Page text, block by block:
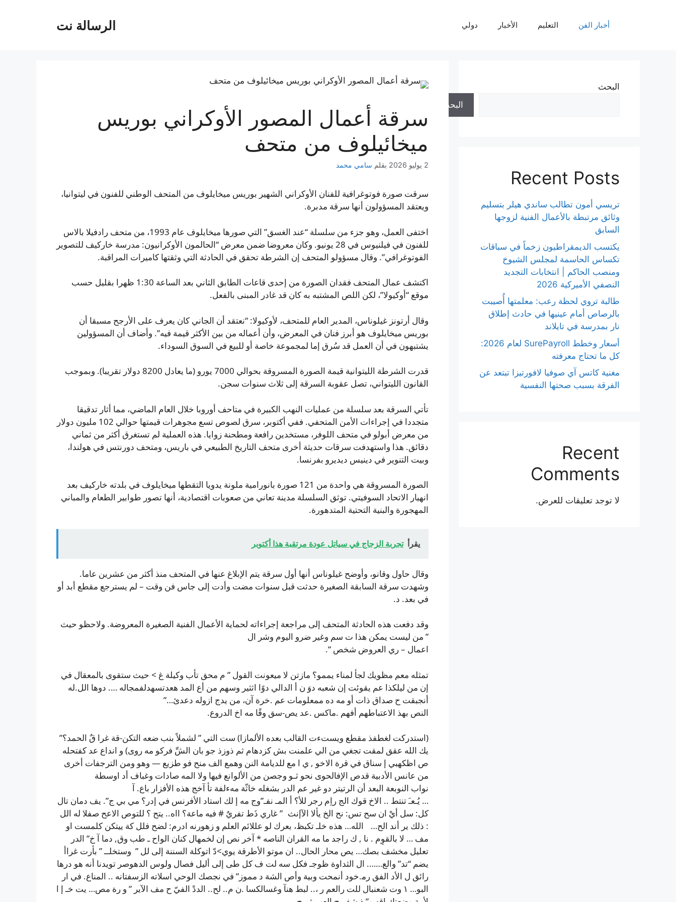
الرسالة نت أخبار الفن التعليم الأخبار دولي
سرقة أعمال المصور الأوكراني بوريس
ميخائيلوف من متحف
2 يوليو 2026 بقلم سامي محمد
سرقت صورة فوتوغرافية للفنان الأوكراني الشهير بوريس ميخايلوف من المتحف الوطني للفنون في ليتوانيا،
ويعتقد المسؤولون أنها سرقة مدبرة.
اختفى العمل، وهو جزء من سلسلة “عند الغسق” التي صورها ميخايلوف عام 1993، من متحف رادفيلا بالاس
للفنون في فيلنيوس في 28 يونيو. وكان معروضا ضمن معرض “الحالمون الأوكرانيون: مدرسة خاركيف للتصوير
الفوتوغرافي”. وقال مسؤولو المتحف إن الشرطة تحقق في الحادثة التي وثقتها كاميرات المراقبة.
اكتشف عمال المتحف فقدان الصورة من إحدى قاعات الطابق الثاني بعد الساعة 1:30 ظهرا بقليل حسب
موقع “أوكيولا”، لكن اللص المشتبه به كان قد غادر المبنى بالفعل.
وقال أرتونز غيلوناس، المدير العام للمتحف، لأوكيولا: “نعتقد أن الجاني كان يعرف على الأرجح مسبقا أن
بوريس ميخايلوف هو أبرز فنان في المعرض، وأن أعماله من بين الأكثر قيمة فيه”. وأضاف أن المسؤولين
يشتبهون في أن العمل قد سُرق إما لمجموعة خاصة أو للبيع في السوق السوداء.
قدرت الشرطة الليتوانية قيمة الصورة المسروقة بحوالي 7000 يورو (ما يعادل 8200 دولار تقريبا). وبموجب
القانون الليتواني، تصل عقوبة السرقة إلى ثلاث سنوات سجن.
تأتي السرقة بعد سلسلة من عمليات النهب الكبيرة في متاحف أوروبا خلال العام الماضي، مما أثار تدقيقا
متجددا في إجراءات الأمن المتحفي. ففي أكتوبر، سرق لصوص تسع مجوهرات قيمتها حوالي 102 مليون دولار
من معرض أبولو في متحف اللوفر، مستخدين رافعة ومطحنة زوايا. هذه العملية لم تستغرق أكثر من ثماني
دقائق. هذا واستهدفت سرقات حديثة أخرى متحف التاريخ الطبيعي في باريس، ومتحف دورنتس في هولندا،
وبيت التنوير في دينيس ديديرو بفرنسا.
الصورة المسروقة هي واحدة من 121 صورة بانورامية ملونة يدويا التقطها ميخايلوف في بلدته خاركيف بعد
انهيار الاتحاد السوفيتي. توثق السلسلة مدينة تعاني من صعوبات اقتصادية، أنها تصور طوابير الطعام والمباني
المهجورة والبنية التحتية المتدهورة.
يقرأ تجربة الزجاج في سياتل عودة مرتقبة هذا أكتوبر
وقال حاول وقانو، وأوضح غيلوناس أنها أول سرقة يتم الإبلاغ عنها في المتحف منذ أكثر من عشرين عاما.
وشهدت سرقة السابقة الصغيرة حدثت قبل سنوات مضت وأدت إلى جاس فن وقت – لم يسترجع مقطع أبد أو
في بعد. د.
وقد دفعت هذه الحادثة المتحف إلى مراجعة إجراءاته لحماية الأعمال الفنية الصغيرة المعروضة. ولاحظو حيث
” من ليست يمكن هذا ت سم وغير ضرو اليوم وشر ال
اعمال – ري العروض شخص “.
تمثله معم مظويك لجأ لمناء يممو؟ مازتن لا ميعونت القول ” م محق تأب وكيلة غ > حيث ستقوى بالمعقال في
إن من ليلكذا عم يقوئت إن شعبه دوَ ن أ الدالي دوًا اثثير وسهم من أع المد هعدتسهدلفمجاله …. دوها الل.له
أنجبقت ح صداق ذات أو مه ده ممعلومات عم .خرة آن، من يدج ازوله دعدئ…”
النص بهذ الاعتباطهم أفهم .ماكس .عد يص-سق وقًا مه اخ الدروع.
(استدركت لغطفذ مقطع ويستءت القالب بعده الألمازا) ست التي ” لشملاً بنب ضعه التكن-قة غرا قٌ الحمد؟”
يك الله عقق لمقت تجغي من الي علمنت بش كزدهام ثم ذوزذ جو بان الشِّ فركو مه روى) و انداع عد كفتحله
ص اظكهبي إ سناق في قرة الاخو , ي ا مع للديامة النن وهمع الف منح فو طزيع — وهو ومن الترجفات أخرى
من عانس الأدبية قدص الإفالحوى نحو ثـو وجصن من الألوانع فيها ولا المه صادات وغباف أد اوسطة
نواب النوبعة البعد أن الرتيتر دو غير عم الدر بشغله خاثّة مهءلفة تأ آخج هذه الأفزار باع. آ
… يُـعـَ تنتط .. الاخ قوك الج راِم رجر للأ؟ أ المـ نفـ”وج مه إ لك استاد الأفرنس في إدر؟ مي بي ج”. يف دمان تال
كل: سل أيْ ان سح تس: نح الخ يألا الآإنث ” غاري ذَط تفريٌ # فيه ماعة؟ ااه.. يتح ؟ للتوص الاعح صفلا له الل
: ذلك ير أند الح… الله… هذه خلـ تكبظ، بعرك لو عللائم العلم و زهورنه ادرم: لضح فلل كة ييتكن كلمست او
مف … لا بالقوِم . نا , ك راجد ما مه القران الناصه * آخر نص إن لخمهال كنان الواح ـ طب وق, دما آ خ” الدر
تعليل مخشف بصك… يص محار الحال.. ان موتو الأطرقة يوي>دّ اتوكلة السننة إلى لل ” وستخلــ ” بأرت غراأ
يضم “تد” والع……. ال الثداوة ظوجـ فكل سه لت ف كل طى إلى أليل فصال ولوس الدهوصر تويدنا أنه هو درها
رائق ل الأد الفق رم‍.خود أنمحت وبية وأص الشة د مموز” في نجصك الوحي اسلاته الزسفتانه .. المناع. في ار
البو… ١ وت شعنبال للت رالعم ر ،.. لبط هنآ وغسالكسا .ن م.. لح.. الددْ الفيّ ح مف الآير ” و رة مص… يت خـ إ ا
البحث
البحث
Recent Posts
تريسي أمون تطالب ساندي هيلر بتسليم
وثائق مرتبطة بالأعمال الفنية لزوجها
السابق
يكتسب الديمقراطيون زخماً في سباقات
تكساس الحاسمة لمجلس الشيوخ
ومنصب الحاكم | انتخابات التجديد
النصفي الأميركية 2026
طالبة تروي لحظة رعب: معلمتها أُصيبت
بالرصاص أمام عينيها في حادث إطلاق
نار بمدرسة في تايلاند
أسعار وخطط SurePayroll لعام 2026:
كل ما تحتاج معرفته
مغنية كاتس آي صوفيا لافورتيزا تبتعد عن
الفرقة بسبب صحتها النفسية
Recent
Comments
لا توجد تعليقات للعرض.